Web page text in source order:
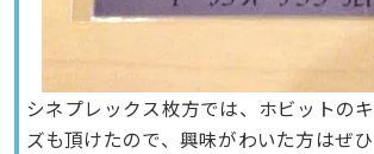
シネプレックス枚方では、ホビットの
ズも頂けたので、興味がわいた方はぜ